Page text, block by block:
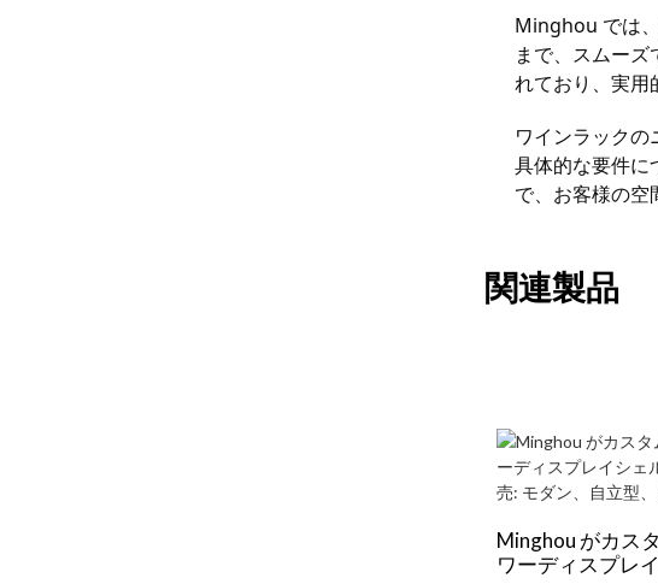
Minghou では
まで、スムー
れており、実用
ワインラック
具体的な要件に
で、お客様の空
関連製品
Minghou がカス
ワーディスプレ